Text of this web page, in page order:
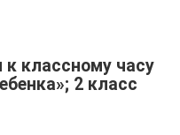
к классному часу
2 класс